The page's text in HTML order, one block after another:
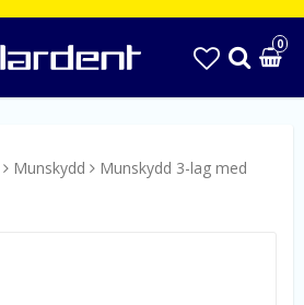
0
Munskydd
Munskydd 3-lag med